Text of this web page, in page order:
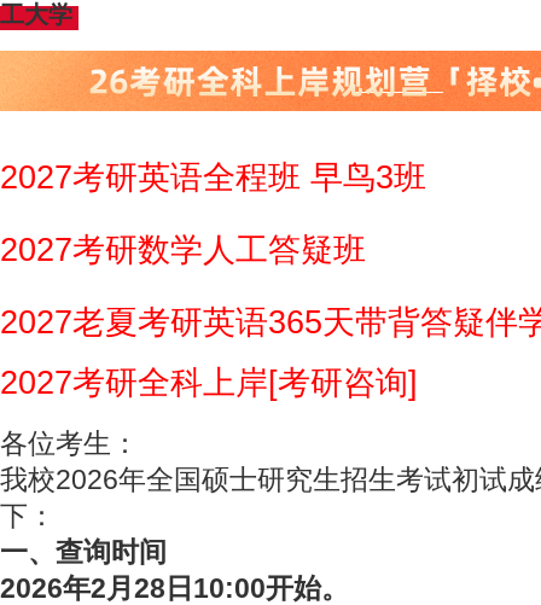
工大学
2027考研英语全程班 早鸟3班
2027考研数学人工答疑班
2027老夏考研英语365天带背答疑伴
2027考研全科上岸[考研咨询]
各位考生：
我校2026年全国硕士研究生招生考试初试
下：
一、查询时间
2026年2月28日10:00开始。